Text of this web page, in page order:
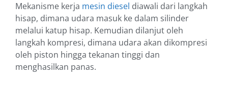
Mekanisme kerja mesin diesel diawali dari langkah
hisap, dimana udara masuk ke dalam silinder
melalui katup hisap. Kemudian dilanjut oleh
langkah kompresi, dimana udara akan dikompresi
oleh piston hingga tekanan tinggi dan
menghasilkan panas.